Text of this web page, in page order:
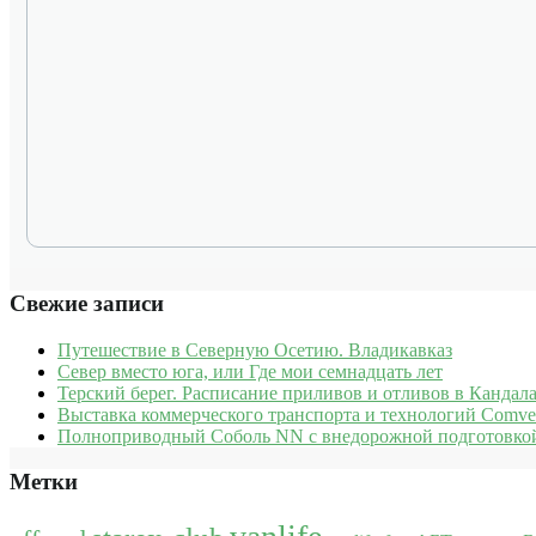
Свежие записи
Путешествие в Северную Осетию. Владикавказ
Север вместо юга, или Где мои семнадцать лет
Терский берег. Расписание приливов и отливов в
Выставка коммерческого транспорта и технологий
Полноприводный Соболь NN с внедорожной
Метки